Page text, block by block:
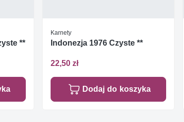
**
Karnety
Indonezja 1976 Czyste **
22,50 zł
Dodaj do koszyka